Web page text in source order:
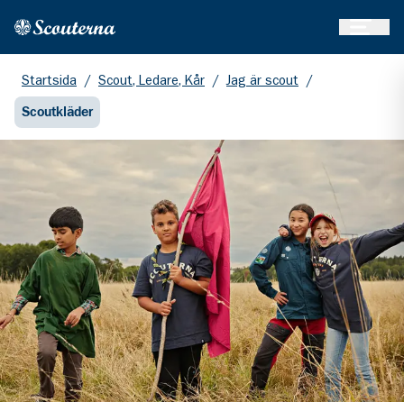
Hem
Startsida / Scout, Ledare, Kår / Jag är scout /
Scoutkläder